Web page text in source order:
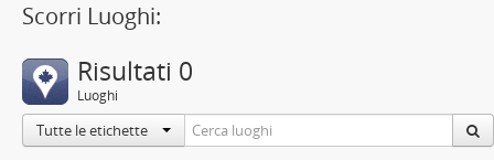
Scorri Luoghi:
Risultati 0
Luoghi
Tutte le etichette